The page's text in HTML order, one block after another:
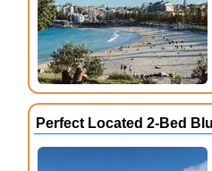
Perfect Located 2-Bed